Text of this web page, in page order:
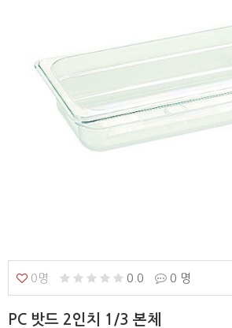
0명 0.0 0 명
PC 밧드 2인치 1/3 본체